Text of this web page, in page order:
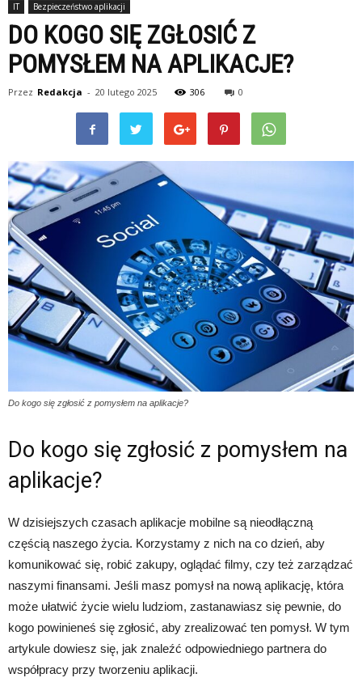
IT Bezpieczeństwo aplikacji
DO KOGO SIĘ ZGŁOSIĆ Z
POMYSŁEM NA APLIKACJE?
Przez Redakcja - 20 lutego 2025 306 0
Do kogo się zgłosić z pomysłem na aplikacje?
Do kogo się zgłosić z pomysłem na
aplikacje?
W dzisiejszych czasach aplikacje mobilne są nieodłączną
częścią naszego życia. Korzystamy z nich na co dzień, aby
komunikować się, robić zakupy, oglądać filmy, czy też zarządzać
naszymi finansami. Jeśli masz pomysł na nową aplikację, która
może ułatwić życie wielu ludziom, zastanawiasz się pewnie, do
kogo powinieneś się zgłosić, aby zrealizować ten pomysł. W tym
artykule dowiesz się, jak znaleźć odpowiedniego partnera do
współpracy przy tworzeniu aplikacji.